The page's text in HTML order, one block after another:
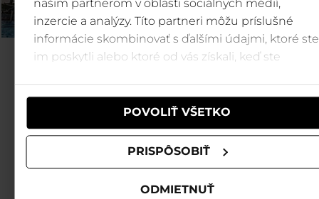
našim partnerom v oblasti sociálnych médií,
inzercie a analýzy. Títo partneri môžu príslušné
informácie skombinovať s ďalšími údajmi, ktoré ste
im poskytli alebo ktoré od vás získali, keď ste
POVOLIŤ VŠETKO
PRISPÔSOBIŤ
ODMIETNUŤ